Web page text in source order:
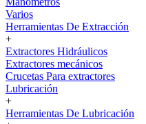
Varios
Herramientas De Extracción
+
Extractores Hidráulicos
Extractores mecánicos
Crucetas Para extractores
Lubricación
+
Herramientas De Lubricación